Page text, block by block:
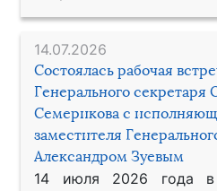
14.07.2026
Состоялась рабочая
Генерального секретаря
Семерикова с
заместителя
Александром Зуевым
14 июля 2026 года в